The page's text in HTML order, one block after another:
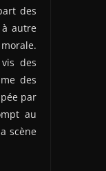
des
autre
des
des
par
au
scène